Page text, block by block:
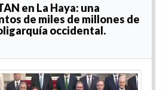
en La Haya: una
de miles de millones de
occidental.